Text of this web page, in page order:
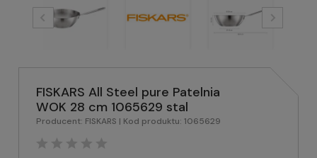
FISKARS All Steel pure Patelnia
WOK 28 cm 1065629 stal
Producent: FISKARS | Kod produktu: 1065629